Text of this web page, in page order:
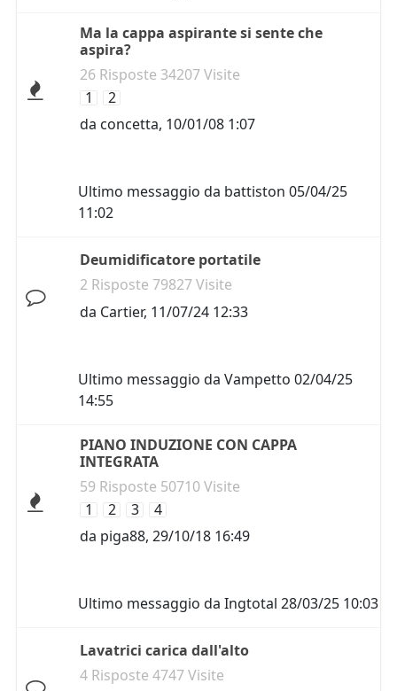
Ma la cappa aspirante si sente che
aspira?
26 Risposte 34207 Visite
1
2
da concetta, 10/01/08 1:07
Ultimo messaggio da battiston 05/04/25
11:02
Deumidificatore portatile
2 Risposte 79827 Visite
da Cartier, 11/07/24 12:33
Ultimo messaggio da Vampetto 02/04/25
14:55
PIANO INDUZIONE CON CAPPA
INTEGRATA
59 Risposte 50710 Visite
1
2 3
4
da piga88, 29/10/18 16:49
Ultimo messaggio da Ingtotal 28/03/25 10:03
Lavatrici carica dall'alto
4 Risposte 4747 Visite